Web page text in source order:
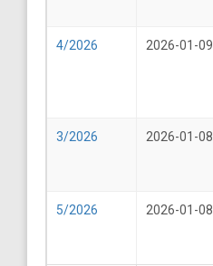
4/2026 2026-01-09
3/2026 2026-01-08
5/2026 2026-01-08